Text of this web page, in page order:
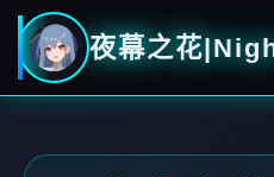
夜幕之花